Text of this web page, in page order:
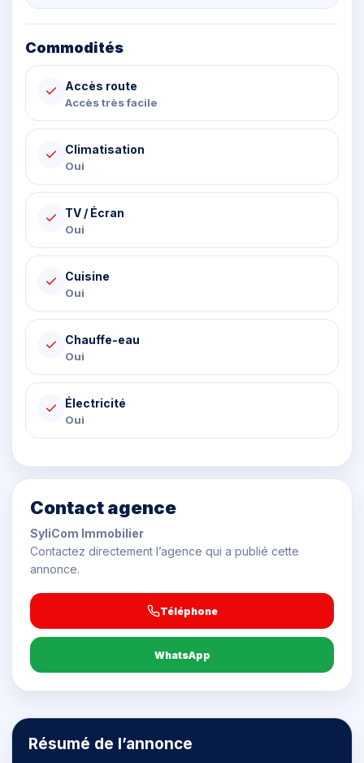
Commodités
Accès route
Accès très facile
Climatisation
Oui
TV / Écran
Oui
Cuisine
Oui
Chauffe-eau
Oui
Électricité
Oui
Contact agence
SyliCom Immobilier
Contactez directement l’agence qui a publié cette
annonce.
Téléphone
WhatsApp
Résumé de l’annonce